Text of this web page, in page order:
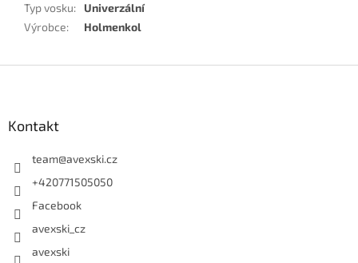
Typ vosku:
Univerzální
Výrobce: Holmenkol
Kontakt
team@avexski.cz
+420771505050
Facebook
avexski_cz
avexski